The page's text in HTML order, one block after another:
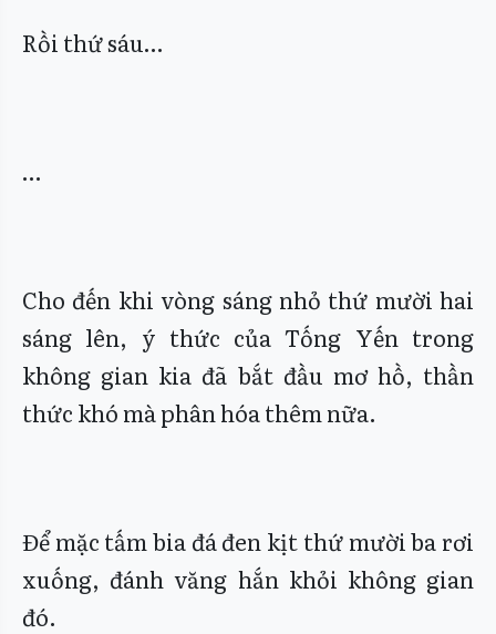
Rồi thứ sáu…
…
Cho đến khi vòng sáng nhỏ thứ mười hai
sáng lên, ý thức của Tống Yến trong
không gian kia đã bắt đầu mơ hồ, thần
thức khó mà phân hóa thêm nữa.
Để mặc tấm bia đá đen kịt thứ mười ba rơi
xuống, đánh văng hắn khỏi không gian
đó.